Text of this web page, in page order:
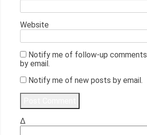
Website
Notify me of follow-up comments
by email.
Notify me of new posts by email.
Δ